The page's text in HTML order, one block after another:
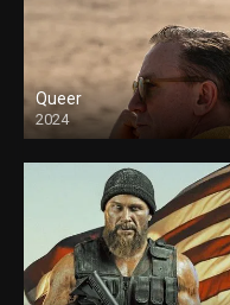
Queer
2024